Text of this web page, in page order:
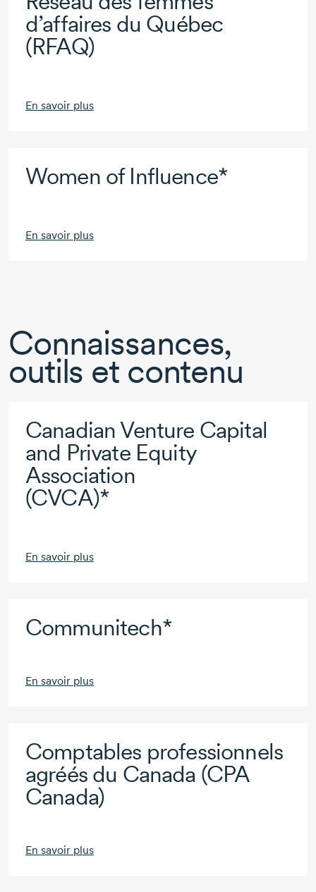
d’affaires du Québec
(RFAQ)
En savoir plus
Women of Influence*
En savoir plus
Connaissances,
outils et contenu
Canadian Venture Capital
and Private Equity
Association
(CVCA)*
En savoir plus
Communitech*
En savoir plus
Comptables professionnels
agréés du Canada (CPA
Canada)
En savoir plus